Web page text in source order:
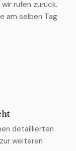
rufen zurück.
am selben Tag
detaillierten
weiteren